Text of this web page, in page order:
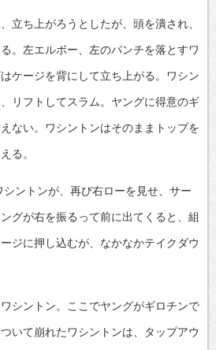
立ち上がろうとしたが、頭を潰され、
。左エルボー、左のパンチを落とすワ
ケージを背にして立ち上がる。ワシン
リフトしてスラム。ヤングに得意のギ
ない。ワシントンはそのままトップを
る。
ントンが、再び右ローを見せ、サー
グが右を振るって前に出てくると、組
ジに押し込むが、なかなかテイクダウ
シントン。ここでヤングがギロチンで
いて崩れたワシントンは、タップアウ